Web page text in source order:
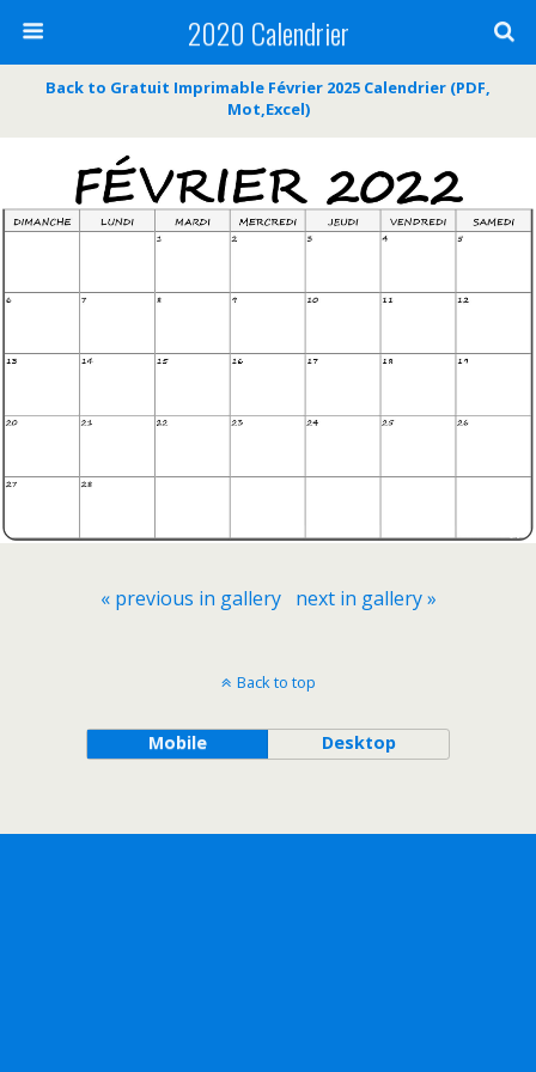
2020 Calendrier
Back to Gratuit Imprimable Février 2025 Calendrier (PDF,
Mot,Excel)
« previous in gallery next in gallery »
Back to top
Mobile Desktop